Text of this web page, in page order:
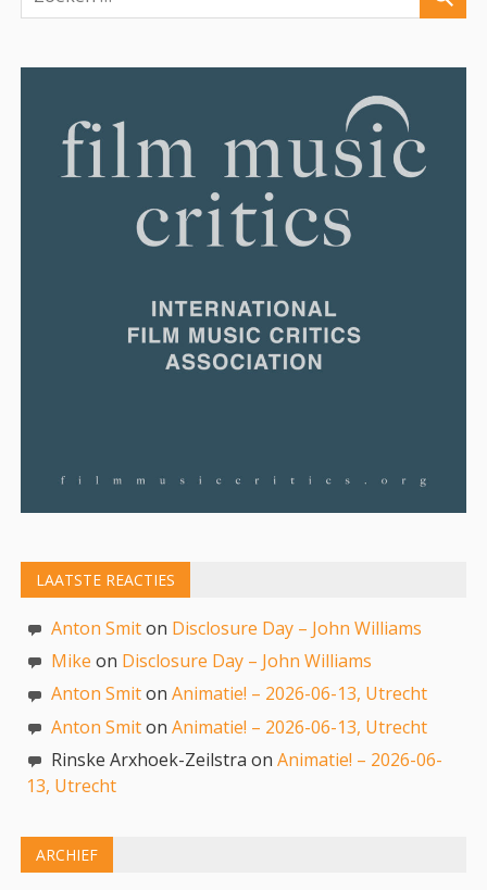
LAATSTE REACTIES
Anton Smiton Disclosure Day – John Williams
Mike on Disclosure Day – John Williams
Anton SmitonAnimatie! – 2026-06-13, Utrecht
Anton SmitonAnimatie! – 2026-06-13, Utrecht
Rinske Arxhoek-Zeilstra onAnimatie! – 2026-06-
13, Utrecht
ARCHIEF